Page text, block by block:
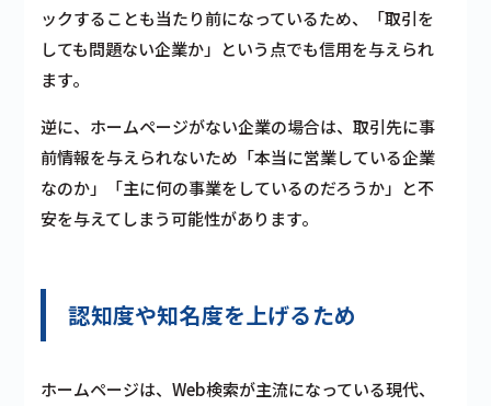
ックすることも当たり前になっているため、
「取引を
しても問題ない企業か」という点でも信用を与えられ
ます。
逆に、ホームページがない企業の場合は、取引先に事
前情報を与えられないため「本当に営業している企業
なのか」「主に何の事業をしているのだろうか」と不
安を与えてしまう可能性があります。
認知度や知名度を上げるため
ホームページは、Web検索が主流になっている現代、